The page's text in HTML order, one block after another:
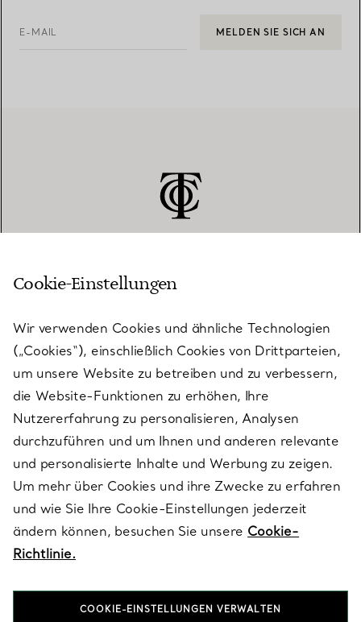
E-MAIL MELDEN SIE SICH AN
KUNDENSERVICE
SERVICES
ÜBER TIFFANY & CO.
RECHTLICHE HINWEISE
FOLGEN SIE UNS
Cookie-Einstellungen
Wir verwenden Cookies und ähnliche Technologien
(„Cookies“), einschließlich Cookies von Drittparteien,
um unsere Website zu betreiben und zu verbessern,
die Website-Funktionen zu erhöhen, Ihre
Nutzererfahrung zu personalisieren, Analysen
durchzuführen und um Ihnen und anderen relevante
und personalisierte Inhalte und Werbung zu zeigen.
Um mehr über Cookies und ihre Zwecke zu erfahren
und wie Sie Ihre Cookie-Einstellungen jederzeit
ändern können, besuchen Sie unsere Cookie-
Richtlinie.
COOKIE-EINSTELLUNGEN VERWALTEN